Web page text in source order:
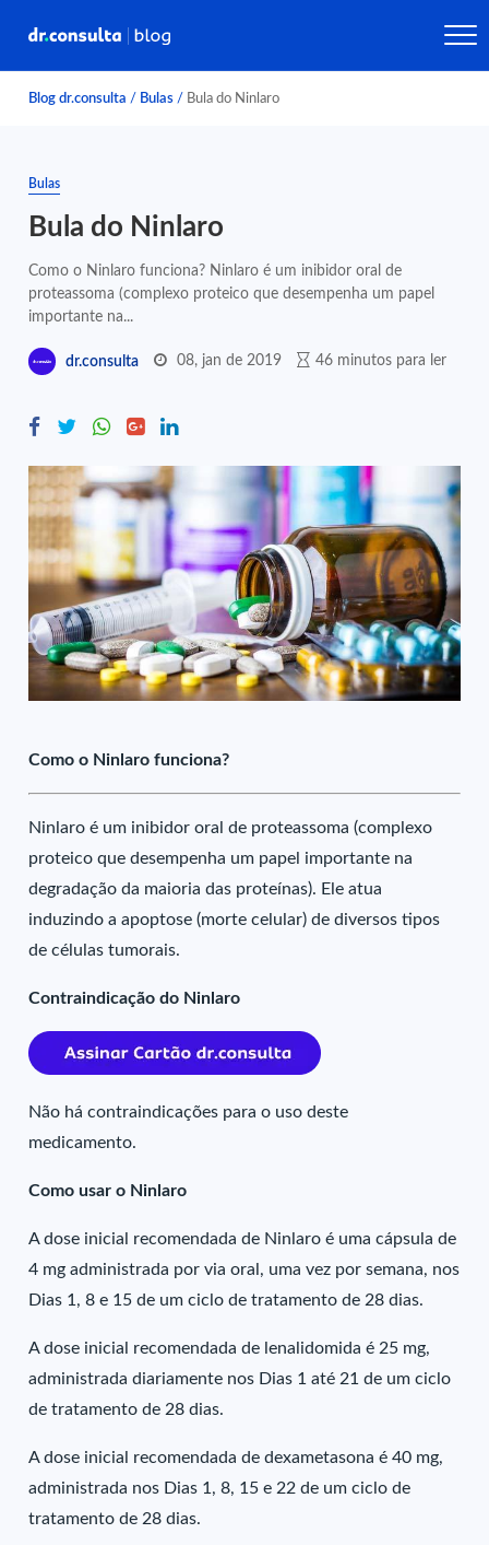
Blog dr.consulta / Bulas / Bula do Ninlaro
Bulas
Bula do Ninlaro
Como o Ninlaro funciona? Ninlaro é um inibidor oral de
proteassoma (complexo proteico que desempenha um papel
importante na...
dr.consulta 08, jan de 2019 46 minutos para ler
Como o Ninlaro funciona?
Ninlaro é um inibidor oral de proteassoma (complexo
proteico que desempenha um papel importante na
degradação da maioria das proteínas). Ele atua
induzindo a apoptose (morte celular) de diversos tipos
de células tumorais.
Contraindicação do Ninlaro
Não há contraindicações para o uso deste
medicamento.
Como usar o Ninlaro
A dose inicial recomendada de Ninlaro é uma cápsula de
4 mg administrada por via oral, uma vez por semana, nos
Dias 1, 8 e 15 de um ciclo de tratamento de 28 dias.
A dose inicial recomendada de lenalidomida é 25 mg,
administrada diariamente nos Dias 1 até 21 de um ciclo
de tratamento de 28 dias.
A dose inicial recomendada de dexametasona é 40 mg,
administrada nos Dias 1, 8, 15 e 22 de um ciclo de
tratamento de 28 dias.